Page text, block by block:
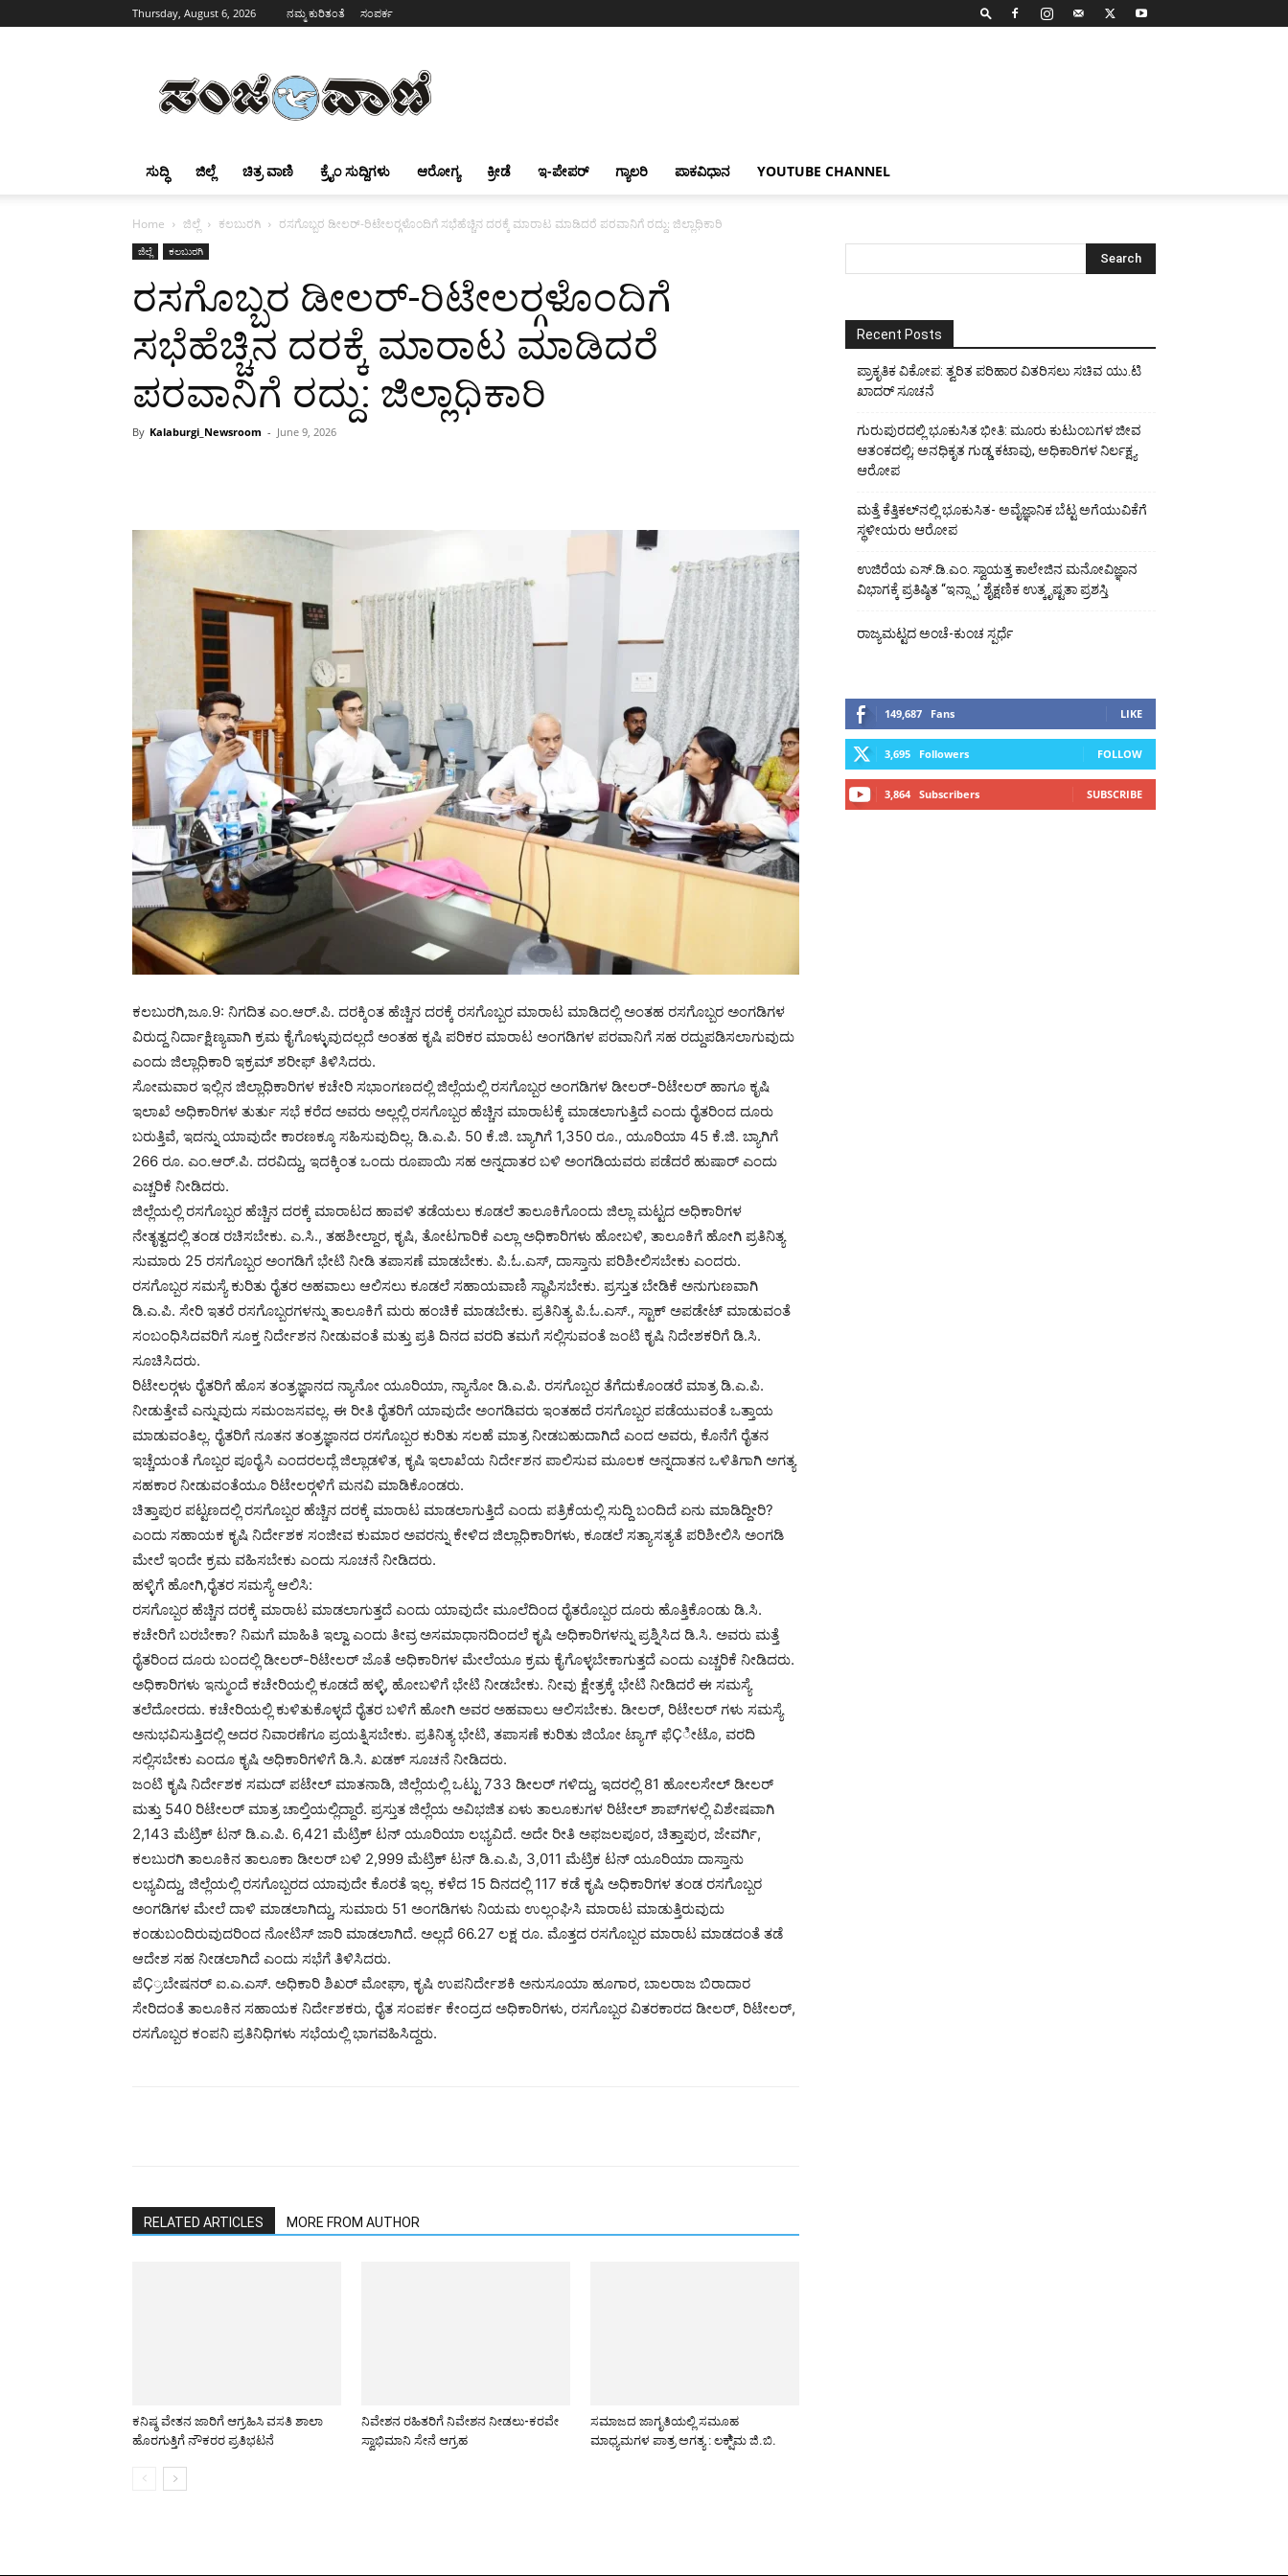
Thursday, August 6, 2026 ನಮ್ಮ ಕುರಿತಂತೆ ಸಂಪರ್ಕ
ಸುದ್ಧಿ ಜಿಲ್ಲೆ ಚಿತ್ರ ವಾಣಿ ಕ್ರೈಂ ಸುದ್ದಿಗಳು ಆರೋಗ್ಯ ಕ್ರೀಡೆ ಇ-ಪೇಪರ್ ಗ್ಯಾಲರಿ ಪಾಕವಿಧಾನ YOUTUBE CHANNEL
Home ಜಿಲ್ಲೆ ಕಲಬುರಗಿ ರಸಗೊಬ್ಬರ ಡೀಲರ್-ರಿಟೇಲರ್‍ಗಳೊಂದಿಗೆ ಸಭೆಹೆಚ್ಚಿನ ದರಕ್ಕೆ ಮಾರಾಟ ಮಾಡಿದರೆ ಪರವಾನಿಗೆ ರದ್ದು: ಜಿಲ್ಲಾಧಿಕಾರಿ
ಜಿಲ್ಲೆ ಕಲಬುರಗಿ
ರಸಗೊಬ್ಬರ ಡೀಲರ್-ರಿಟೇಲರ್‍ಗಳೊಂದಿಗೆ
ಸಭೆಹೆಚ್ಚಿನ ದರಕ್ಕೆ ಮಾರಾಟ ಮಾಡಿದರೆ
ಪರವಾನಿಗೆ ರದ್ದು: ಜಿಲ್ಲಾಧಿಕಾರಿ
By Kalaburgi_Newsroom - June 9, 2026
ಕಲಬುರಗಿ,ಜೂ.9: ನಿಗದಿತ ಎಂ.ಆರ್.ಪಿ. ದರಕ್ಕಿಂತ ಹೆಚ್ಚಿನ ದರಕ್ಕೆ ರಸಗೊಬ್ಬರ ಮಾರಾಟ ಮಾಡಿದಲ್ಲಿ ಅಂತಹ ರಸಗೊಬ್ಬರ ಅಂಗಡಿಗಳ
ವಿರುದ್ದ ನಿರ್ದಾಕ್ಷಿಣ್ಯವಾಗಿ ಕ್ರಮ ಕೈಗೊಳ್ಳುವುದಲ್ಲದೆ ಅಂತಹ ಕೃಷಿ ಪರಿಕರ ಮಾರಾಟ ಅಂಗಡಿಗಳ ಪರವಾನಿಗೆ ಸಹ ರದ್ದುಪಡಿಸಲಾಗುವುದು
ಎಂದು ಜಿಲ್ಲಾಧಿಕಾರಿ ಇಕ್ರಮ್ ಶರೀಫ್ ತಿಳಿಸಿದರು.
ಸೋಮವಾರ ಇಲ್ಲಿನ ಜಿಲ್ಲಾಧಿಕಾರಿಗಳ ಕಚೇರಿ ಸಭಾಂಗಣದಲ್ಲಿ ಜಿಲ್ಲೆಯಲ್ಲಿ ರಸಗೊಬ್ಬರ ಅಂಗಡಿಗಳ ಡೀಲರ್-ರಿಟೇಲರ್ ಹಾಗೂ ಕೃಷಿ
ಇಲಾಖೆ ಅಧಿಕಾರಿಗಳ ತುರ್ತು ಸಭೆ ಕರೆದ ಅವರು ಅಲ್ಲಲ್ಲಿ ರಸಗೊಬ್ಬರ ಹೆಚ್ಚಿನ ಮಾರಾಟಕ್ಕೆ ಮಾಡಲಾಗುತ್ತಿದೆ ಎಂದು ರೈತರಿಂದ ದೂರು
ಬರುತ್ತಿವೆ, ಇದನ್ನು ಯಾವುದೇ ಕಾರಣಕ್ಕೂ ಸಹಿಸುವುದಿಲ್ಲ. ಡಿ.ಎ.ಪಿ. 50 ಕೆ.ಜಿ. ಬ್ಯಾಗಿಗೆ 1,350 ರೂ., ಯೂರಿಯಾ 45 ಕೆ.ಜಿ. ಬ್ಯಾಗಿಗೆ
266 ರೂ. ಎಂ.ಆರ್.ಪಿ. ದರವಿದ್ದು, ಇದಕ್ಕಿಂತ ಒಂದು ರೂಪಾಯಿ ಸಹ ಅನ್ನದಾತರ ಬಳಿ ಅಂಗಡಿಯವರು ಪಡೆದರೆ ಹುಷಾರ್ ಎಂದು
ಎಚ್ಚರಿಕೆ ನೀಡಿದರು.
ಜಿಲ್ಲೆಯಲ್ಲಿ ರಸಗೊಬ್ಬರ ಹೆಚ್ಚಿನ ದರಕ್ಕೆ ಮಾರಾಟದ ಹಾವಳಿ ತಡೆಯಲು ಕೂಡಲೆ ತಾಲೂಕಿಗೊಂದು ಜಿಲ್ಲಾ ಮಟ್ಟದ ಅಧಿಕಾರಿಗಳ
ನೇತೃತ್ವದಲ್ಲಿ ತಂಡ ರಚಿಸಬೇಕು. ಎ.ಸಿ., ತಹಶೀಲ್ದಾರ, ಕೃಷಿ, ತೋಟಗಾರಿಕೆ ಎಲ್ಲಾ ಅಧಿಕಾರಿಗಳು ಹೋಬಳಿ, ತಾಲೂಕಿಗೆ ಹೋಗಿ ಪ್ರತಿನಿತ್ಯ
ಸುಮಾರು 25 ರಸಗೊಬ್ಬರ ಅಂಗಡಿಗೆ ಭೇಟಿ ನೀಡಿ ತಪಾಸಣೆ ಮಾಡಬೇಕು. ಪಿ.ಓ.ಎಸ್, ದಾಸ್ತಾನು ಪರಿಶೀಲಿಸಬೇಕು ಎಂದರು.
ರಸಗೊಬ್ಬರ ಸಮಸ್ಯೆ ಕುರಿತು ರೈತರ ಅಹವಾಲು ಆಲಿಸಲು ಕೂಡಲೆ ಸಹಾಯವಾಣಿ ಸ್ಥಾಪಿಸಬೇಕು. ಪ್ರಸ್ತುತ ಬೇಡಿಕೆ ಅನುಗುಣವಾಗಿ
ಡಿ.ಎ.ಪಿ. ಸೇರಿ ಇತರೆ ರಸಗೊಬ್ಬರಗಳನ್ನು ತಾಲೂಕಿಗೆ ಮರು ಹಂಚಿಕೆ ಮಾಡಬೇಕು. ಪ್ರತಿನಿತ್ಯ ಪಿ.ಓ.ಎಸ್., ಸ್ಟಾಕ್ ಅಪಡೇಟ್ ಮಾಡುವಂತೆ
ಸಂಬಂಧಿಸಿದವರಿಗೆ ಸೂಕ್ತ ನಿರ್ದೇಶನ ನೀಡುವಂತೆ ಮತ್ತು ಪ್ರತಿ ದಿನದ ವರದಿ ತಮಗೆ ಸಲ್ಲಿಸುವಂತೆ ಜಂಟಿ ಕೃಷಿ ನಿದೇಶಕರಿಗೆ ಡಿ.ಸಿ.
ಸೂಚಿಸಿದರು.
ರಿಟೇಲರ್‍ಗಳು ರೈತರಿಗೆ ಹೊಸ ತಂತ್ರಜ್ಞಾನದ ನ್ಯಾನೋ ಯೂರಿಯಾ, ನ್ಯಾನೋ ಡಿ.ಎ.ಪಿ. ರಸಗೊಬ್ಬರ ತೆಗೆದುಕೊಂಡರೆ ಮಾತ್ರ ಡಿ.ಎ.ಪಿ.
ನೀಡುತ್ತೇವೆ ಎನ್ನುವುದು ಸಮಂಜಸವಲ್ಲ. ಈ ರೀತಿ ರೈತರಿಗೆ ಯಾವುದೇ ಅಂಗಡಿವರು ಇಂತಹದೆ ರಸಗೊಬ್ಬರ ಪಡೆಯುವಂತೆ ಒತ್ತಾಯ
ಮಾಡುವಂತಿಲ್ಲ. ರೈತರಿಗೆ ನೂತನ ತಂತ್ರಜ್ಞಾನದ ರಸಗೊಬ್ಬರ ಕುರಿತು ಸಲಹೆ ಮಾತ್ರ ನೀಡಬಹುದಾಗಿದೆ ಎಂದ ಅವರು, ಕೊನೆಗೆ ರೈತನ
ಇಚ್ಚೆಯಂತೆ ಗೊಬ್ಬರ ಪೂರೈಸಿ ಎಂದರಲದ್ಲೆ ಜಿಲ್ಲಾಡಳಿತ, ಕೃಷಿ ಇಲಾಖೆಯ ನಿರ್ದೇಶನ ಪಾಲಿಸುವ ಮೂಲಕ ಅನ್ನದಾತನ ಒಳಿತಿಗಾಗಿ ಅಗತ್ಯ
ಸಹಕಾರ ನೀಡುವಂತೆಯೂ ರಿಟೇಲರ್‍ಗಳಿಗೆ ಮನವಿ ಮಾಡಿಕೊಂಡರು.
ಚಿತ್ತಾಪುರ ಪಟ್ಟಣದಲ್ಲಿ ರಸಗೊಬ್ಬರ ಹೆಚ್ಚಿನ ದರಕ್ಕೆ ಮಾರಾಟ ಮಾಡಲಾಗುತ್ತಿದೆ ಎಂದು ಪತ್ರಿಕೆಯಲ್ಲಿ ಸುದ್ದಿ ಬಂದಿದೆ ಏನು ಮಾಡಿದ್ದೀರಿ?
ಎಂದು ಸಹಾಯಕ ಕೃಷಿ ನಿರ್ದೇಶಕ ಸಂಜೀವ ಕುಮಾರ ಅವರನ್ನು ಕೇಳಿದ ಜಿಲ್ಲಾಧಿಕಾರಿಗಳು, ಕೂಡಲೆ ಸತ್ಯಾಸತ್ಯತೆ ಪರಿಶೀಲಿಸಿ ಅಂಗಡಿ
ಮೇಲೆ ಇಂದೇ ಕ್ರಮ ವಹಿಸಬೇಕು ಎಂದು ಸೂಚನೆ ನೀಡಿದರು.
ಹಳ್ಳಿಗೆ ಹೋಗಿ,ರೈತರ ಸಮಸ್ಯೆ ಆಲಿಸಿ:
ರಸಗೊಬ್ಬರ ಹೆಚ್ಚಿನ ದರಕ್ಕೆ ಮಾರಾಟ ಮಾಡಲಾಗುತ್ತದೆ ಎಂದು ಯಾವುದೇ ಮೂಲೆದಿಂದ ರೈತರೊಬ್ಬರ ದೂರು ಹೊತ್ತಿಕೊಂಡು ಡಿ.ಸಿ.
ಕಚೇರಿಗೆ ಬರಬೇಕಾ? ನಿಮಗೆ ಮಾಹಿತಿ ಇಲ್ವಾ ಎಂದು ತೀವ್ರ ಅಸಮಾಧಾನದಿಂದಲೆ ಕೃಷಿ ಅಧಿಕಾರಿಗಳನ್ನು ಪ್ರಶ್ನಿಸಿದ ಡಿ.ಸಿ. ಅವರು ಮತ್ತೆ
ರೈತರಿಂದ ದೂರು ಬಂದಲ್ಲಿ ಡೀಲರ್-ರಿಟೇಲರ್ ಜೊತೆ ಅಧಿಕಾರಿಗಳ ಮೇಲೆಯೂ ಕ್ರಮ ಕೈಗೊಳ್ಳಬೇಕಾಗುತ್ತದೆ ಎಂದು ಎಚ್ಚರಿಕೆ ನೀಡಿದರು.
ಅಧಿಕಾರಿಗಳು ಇನ್ಮುಂದೆ ಕಚೇರಿಯಲ್ಲಿ ಕೂಡದೆ ಹಳ್ಳಿ, ಹೋಬಳಿಗೆ ಭೇಟಿ ನೀಡಬೇಕು. ನೀವು ಕ್ಷೇತ್ರಕ್ಕೆ ಭೇಟಿ ನೀಡಿದರೆ ಈ ಸಮಸ್ಯೆ
ತಲೆದೋರದು. ಕಚೇರಿಯಲ್ಲಿ ಕುಳಿತುಕೊಳ್ಳದೆ ರೈತರ ಬಳಿಗೆ ಹೋಗಿ ಅವರ ಅಹವಾಲು ಆಲಿಸಬೇಕು. ಡೀಲರ್, ರಿಟೇಲರ್ ಗಳು ಸಮಸ್ಯೆ
ಅನುಭವಿಸುತ್ತಿದಲ್ಲಿ ಅದರ ನಿವಾರಣೆಗೂ ಪ್ರಯತ್ನಿಸಬೇಕು. ಪ್ರತಿನಿತ್ಯ ಭೇಟಿ, ತಪಾಸಣೆ ಕುರಿತು ಜಿಯೋ ಟ್ಯಾಗ್ ಫೆÇೀಟೊ, ವರದಿ
ಸಲ್ಲಿಸಬೇಕು ಎಂದೂ ಕೃಷಿ ಅಧಿಕಾರಿಗಳಿಗೆ ಡಿ.ಸಿ. ಖಡಕ್ ಸೂಚನೆ ನೀಡಿದರು.
ಜಂಟಿ ಕೃಷಿ ನಿರ್ದೇಶಕ ಸಮದ್ ಪಟೇಲ್ ಮಾತನಾಡಿ, ಜಿಲ್ಲೆಯಲ್ಲಿ ಒಟ್ಟು 733 ಡೀಲರ್ ಗಳಿದ್ದು, ಇದರಲ್ಲಿ 81 ಹೋಲಸೇಲ್ ಡೀಲರ್
ಮತ್ತು 540 ರಿಟೇಲರ್ ಮಾತ್ರ ಚಾಲ್ತಿಯಲ್ಲಿದ್ದಾರೆ. ಪ್ರಸ್ತುತ ಜಿಲ್ಲೆಯ ಅವಿಭಜಿತ ಏಳು ತಾಲೂಕುಗಳ ರಿಟೇಲ್ ಶಾಪ್‍ಗಳಲ್ಲಿ ವಿಶೇಷವಾಗಿ
2,143 ಮೆಟ್ರಿಕ್ ಟನ್ ಡಿ.ಎ.ಪಿ. 6,421 ಮೆಟ್ರಿಕ್ ಟನ್ ಯೂರಿಯಾ ಲಭ್ಯವಿದೆ. ಅದೇ ರೀತಿ ಅಫಜಲಪೂರ, ಚಿತ್ತಾಪುರ, ಜೇವರ್ಗಿ,
ಕಲಬುರಗಿ ತಾಲೂಕಿನ ತಾಲೂಕಾ ಡೀಲರ್ ಬಳಿ 2,999 ಮೆಟ್ರಿಕ್ ಟನ್ ಡಿ.ಎ.ಪಿ, 3,011 ಮೆಟ್ರಿಕ ಟನ್ ಯೂರಿಯಾ ದಾಸ್ತಾನು
ಲಭ್ಯವಿದ್ದು, ಜಿಲ್ಲೆಯಲ್ಲಿ ರಸಗೊಬ್ಬರದ ಯಾವುದೇ ಕೊರತೆ ಇಲ್ಲ. ಕಳೆದ 15 ದಿನದಲ್ಲಿ 117 ಕಡೆ ಕೃಷಿ ಅಧಿಕಾರಿಗಳ ತಂಡ ರಸಗೊಬ್ಬರ
ಅಂಗಡಿಗಳ ಮೇಲೆ ದಾಳಿ ಮಾಡಲಾಗಿದ್ದು, ಸುಮಾರು 51 ಅಂಗಡಿಗಳು ನಿಯಮ ಉಲ್ಲಂಘಿಸಿ ಮಾರಾಟ ಮಾಡುತ್ತಿರುವುದು
ಕಂಡುಬಂದಿರುವುದರಿಂದ ನೋಟಿಸ್ ಜಾರಿ ಮಾಡಲಾಗಿದೆ. ಅಲ್ಲದೆ 66.27 ಲಕ್ಷ ರೂ. ಮೊತ್ತದ ರಸಗೊಬ್ಬರ ಮಾರಾಟ ಮಾಡದಂತೆ ತಡೆ
ಆದೇಶ ಸಹ ನೀಡಲಾಗಿದೆ ಎಂದು ಸಭೆಗೆ ತಿಳಿಸಿದರು.
ಪೆÇ್ರಬೇಷನರ್ ಐ.ಎ.ಎಸ್. ಅಧಿಕಾರಿ ಶಿಖರ್ ಮೋಘಾ, ಕೃಷಿ ಉಪನಿರ್ದೇಶಕಿ ಅನುಸೂಯಾ ಹೂಗಾರ, ಬಾಲರಾಜ ಬಿರಾದಾರ
ಸೇರಿದಂತೆ ತಾಲೂಕಿನ ಸಹಾಯಕ ನಿರ್ದೇಶಕರು, ರೈತ ಸಂಪರ್ಕ ಕೇಂದ್ರದ ಅಧಿಕಾರಿಗಳು, ರಸಗೊಬ್ಬರ ವಿತರಕಾರದ ಡೀಲರ್, ರಿಟೇಲರ್,
ರಸಗೊಬ್ಬರ ಕಂಪನಿ ಪ್ರತಿನಿಧಿಗಳು ಸಭೆಯಲ್ಲಿ ಭಾಗವಹಿಸಿದ್ದರು.
RELATED ARTICLES MORE FROM AUTHOR
ಕನಿಷ್ಠ ವೇತನ ಜಾರಿಗೆ ಆಗ್ರಹಿಸಿ ವಸತಿ ಶಾಲಾ
ಹೊರಗುತ್ತಿಗೆ ನೌಕರರ ಪ್ರತಿಭಟನೆ
ನಿವೇಶನ ರಹಿತರಿಗೆ ನಿವೇಶನ ನೀಡಲು-ಕರವೇ
ಸ್ವಾಭಿಮಾನಿ ಸೇನೆ ಆಗ್ರಹ
ಸಮಾಜದ ಜಾಗೃತಿಯಲ್ಲಿ ಸಮೂಹ
ಮಾಧ್ಯಮಗಳ ಪಾತ್ರ ಅಗತ್ಯ : ಲಕ್ಷಿ್ಮ ಜಿ.ಬಿ.
Recent Posts
ಪ್ರಾಕೃತಿಕ ವಿಕೋಪ: ತ್ವರಿತ ಪರಿಹಾರ ವಿತರಿಸಲು ಸಚಿವ ಯು.ಟಿ
ಖಾದರ್ ಸೂಚನೆ
ಗುರುಪುರದಲ್ಲಿ ಭೂಕುಸಿತ ಭೀತಿ: ಮೂರು ಕುಟುಂಬಗಳ ಜೀವ
ಆತಂಕದಲ್ಲಿ; ಅನಧಿಕೃತ ಗುಡ್ಡ ಕಟಾವು, ಅಧಿಕಾರಿಗಳ ನಿರ್ಲಕ್ಷ್ಯ
ಆರೋಪ
ಮತ್ತೆ ಕೆತ್ತಿಕಲ್‌ನಲ್ಲಿ ಭೂಕುಸಿತ- ಅವೈಜ್ಞಾನಿಕ ಬೆಟ್ಟ ಅಗೆಯುವಿಕೆಗೆ
ಸ್ಥಳೀಯರು ಆರೋಪ
ಉಜಿರೆಯ ಎಸ್.ಡಿ.ಎಂ. ಸ್ವಾಯತ್ತ ಕಾಲೇಜಿನ ಮನೋವಿಜ್ಞಾನ
ವಿಭಾಗಕ್ಕೆ ಪ್ರತಿಷ್ಠಿತ “ಇನ್ಸ್ಪಾ’ ಶೈಕ್ಷಣಿಕ ಉತ್ಕೃಷ್ಟತಾ ಪ್ರಶಸ್ತಿ
ರಾಜ್ಯಮಟ್ಟದ ಅಂಚೆ-ಕುಂಚ ಸ್ಪರ್ಧೆ
149,687 Fans LIKE
3,695 Followers FOLLOW
3,864 Subscribers SUBSCRIBE